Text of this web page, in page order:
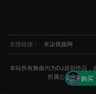
友情链接： 米柒视频网
本站所有舞曲均为DJ原创作品
所属公司所有。
了